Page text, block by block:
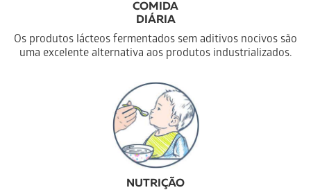
COMIDA
DIÁRIA
Os produtos lácteos fermentados sem aditivos nocivos são
uma excelente alternativa aos produtos industrializados.
NUTRIÇÃO